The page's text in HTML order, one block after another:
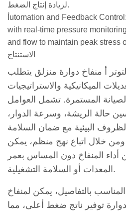
لزيادة إنتاج الضغط.
أutomation and Feedback Control:
with real-time pressure
and flow to maintain peak stress
الاستنتاج
أ منفاخ دوارة منزلق يتطلب
الميكانيكية والاستراتيجيات
المستمرة. تشمل العوامل
حالة الريشة، وسرعة الدوار،
البيئية مع ضمان السلامة
ومن خلال اتباع نهج منظم، يمكن
المنفاخ دون المساس بعمر
المعدات أو السلامة التشغيلية.
المناسب بالتفاصيل، يمكن لمنفاخ
توفير ناتج ضغط أعلى، مما